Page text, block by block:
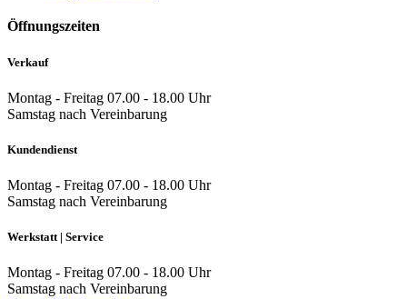
Öffnungszeiten
Verkauf
Montag - Freitag 07.00 - 18.00 Uhr
Samstag nach Vereinbarung
Kundendienst
Montag - Freitag 07.00 - 18.00 Uhr
Samstag nach Vereinbarung
Werkstatt | Service
Montag - Freitag 07.00 - 18.00 Uhr
Samstag nach Vereinbarung